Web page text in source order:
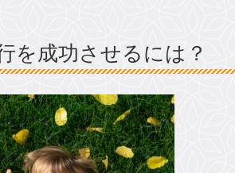
を成功させるには？